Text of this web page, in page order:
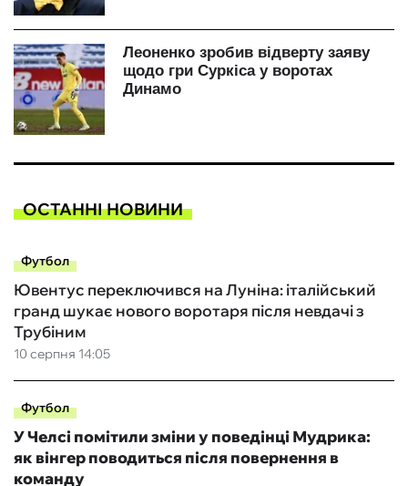
ОСТАННІ НОВИНИ
Футбол
10 серпня 14:05
Ювентус переключився на Луніна: італійський
гранд шукає нового воротаря після невдачі з
Трубіним
Футбол
У Челсі помітили зміни у поведінці Мудрика:
як вінгер поводиться після повернення в
команду